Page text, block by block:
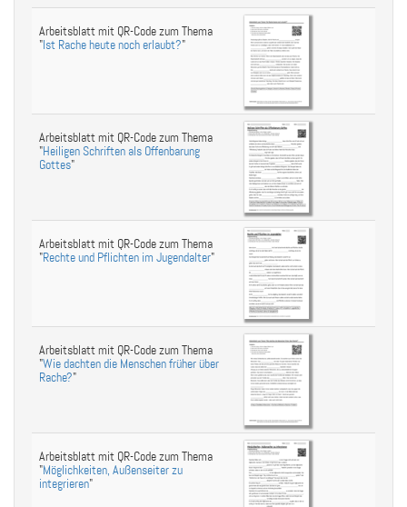
Arbeitsblatt mit QR-Code zum Thema
"Ist Rache heute noch erlaubt?"
Arbeitsblatt mit QR-Code zum Thema
"Heiligen Schriften als Offenbarung
Gottes"
Arbeitsblatt mit QR-Code zum Thema
"Rechte und Pflichten im Jugendalter"
Arbeitsblatt mit QR-Code zum Thema
"Wie dachten die Menschen früher über
Rache?"
Arbeitsblatt mit QR-Code zum Thema
"Möglichkeiten, Außenseiter zu
integrieren"